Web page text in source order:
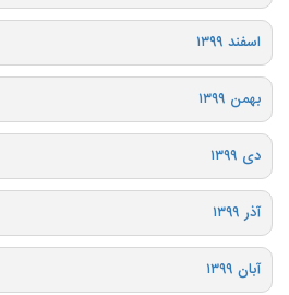
اسفند ۱۳۹۹
بهمن ۱۳۹۹
دی ۱۳۹۹
آذر ۱۳۹۹
آبان ۱۳۹۹